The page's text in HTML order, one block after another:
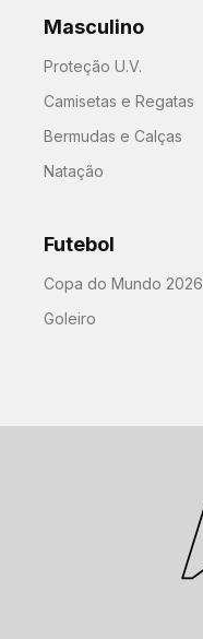
Masculino
Proteção U.V.
Camisetas e Regatas
Bermudas e Calças
Natação
Futebol
Copa do Mundo 2026
Goleiro